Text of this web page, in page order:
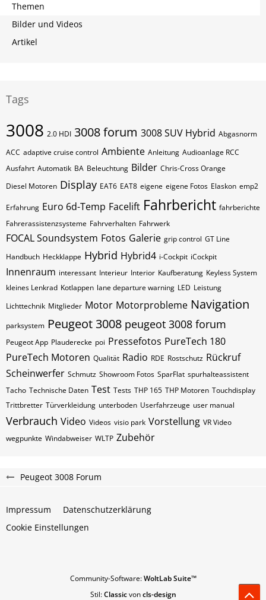
Themen
Bilder und Videos
Artikel
Tags
3008 2.0 HDI 3008 forum 3008 SUV Hybrid Abgasnorm
ACC adaptive cruise control Ambiente Anleitung Audioanlage RCC
Ausfahrt Automatik BA Beleuchtung Bilder Chris-Cross Orange
Diesel Motoren Display EAT6 EAT8 eigene eigene Fotos Elaskon emp2
Erfahrung Euro 6d-Temp Facelift Fahrbericht fahrberichte
Fahrerassistenzsysteme Fahrverhalten Fahrwerk
FOCAL Soundsystem Fotos Galerie grip control GT Line
Handbuch Heckklappe Hybrid Hybrid4 i-Cockpit iCockpit
Innenraum interessant Interieur Interior Kaufberatung Keyless System
kleines Lenkrad Kotlappen lane departure warning LED Leistung
Lichttechnik Mitglieder Motor Motorprobleme Navigation
parksystem Peugeot 3008 peugeot 3008 forum
Peugeot App Plauderecke poi Pressefotos PureTech 180
PureTech Motoren Qualität Radio RDE Rostschutz Rückruf
Scheinwerfer Schmutz Showroom Fotos SparFlat spurhalteassistent
Tacho Technische Daten Test Tests THP 165 THP Motoren Touchdisplay
Trittbretter Türverkleidung unterboden Userfahrzeuge user manual
Verbrauch Video Videos visio park Vorstellung VR Video
wegpunkte Windabweiser WLTP Zubehör
Peugeot 3008 Forum
Impressum
Datenschutzerklärung
Cookie Einstellungen
Community-Software:WoltLab Suite™
Stil:Classicvoncls-design